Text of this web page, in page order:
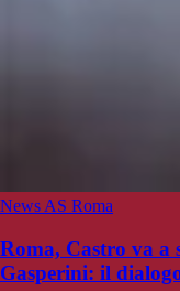
News AS Roma
Roma, Castro va a
Gasperini: il